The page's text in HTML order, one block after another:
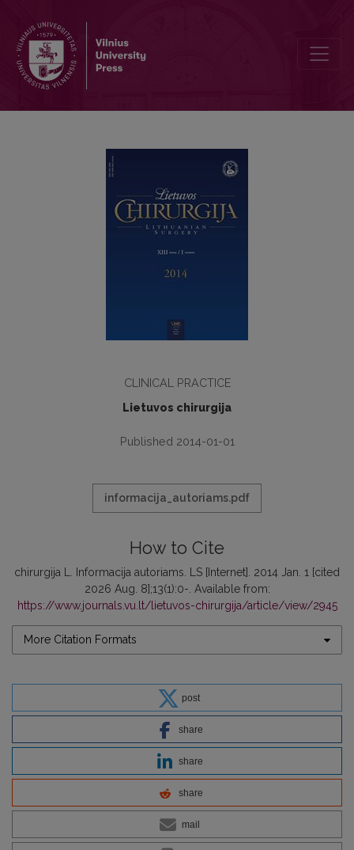
CLINICAL PRACTICE
Lietuvos chirurgija
Published 2014-01-01
informacija_autoriams.pdf
How to Cite
chirurgija L. Informacija autoriams. LS [Internet]. 2014 Jan. 1 [cited
2026 Aug. 8];13(1):0-. Available from:
https://www.journals.vu.lt/lietuvos-chirurgija/article/view/2945
More Citation Formats
post
share
share
share
mail